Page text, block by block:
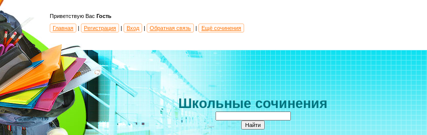
Приветствую Вас Гость
Главная
| Регистрация | Вход | Обратная связь | Ещё сочинения
Школьные сочинения